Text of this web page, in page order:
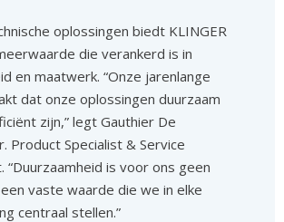
oplossingen biedt KLINGER
die verankerd is in
en maatwerk. “Onze jarenlange
dat onze oplossingen duurzaam
zijn,” legt Gauthier De
Product Specialist & Service
“Duurzaamheid is voor ons geen
vaste waarde die we in elke
centraal stellen.”